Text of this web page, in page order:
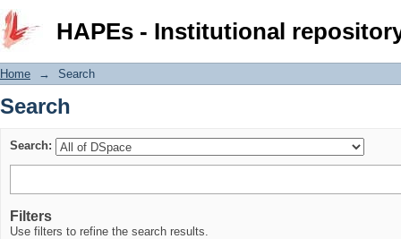
HAPEs - Institutional
Search
Home → Search
Search
Search:
Filters
Use filters to refine the search results.